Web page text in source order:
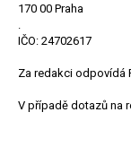
170 00 Praha
IČO: 24702617
Za redakci odpovídá
V případě dotazů na